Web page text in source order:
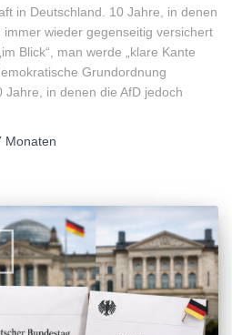
in Deutschland. 10 Jahre, in denen
wieder gegenseitig versichert
Blick“, man werde „klare Kante
Grundordnung
in denen die AfD jedoch
Monaten